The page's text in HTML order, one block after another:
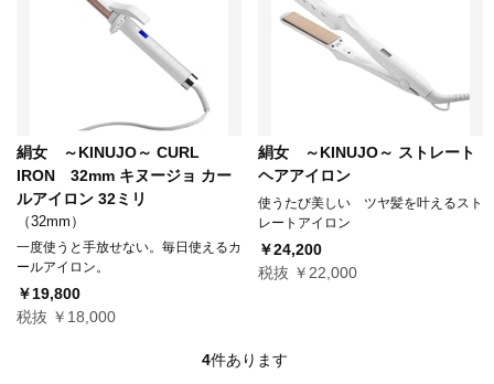
絹女 ～KINUJO～ CURL
IRON 32mm キヌージョ カー
ルアイロン 32ミリ
（32mm）
一度使うと手放せない。毎日使えるカ
ールアイロン。
￥19,800
税抜 ￥18,000
絹女 ～KINUJO～ ストレート
ヘアアイロン
使うたび美しい ツヤ髪を叶えるスト
レートアイロン
￥24,200
税抜 ￥22,000
4件あります